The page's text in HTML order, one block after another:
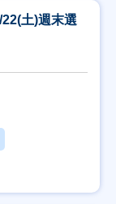
土)週末選